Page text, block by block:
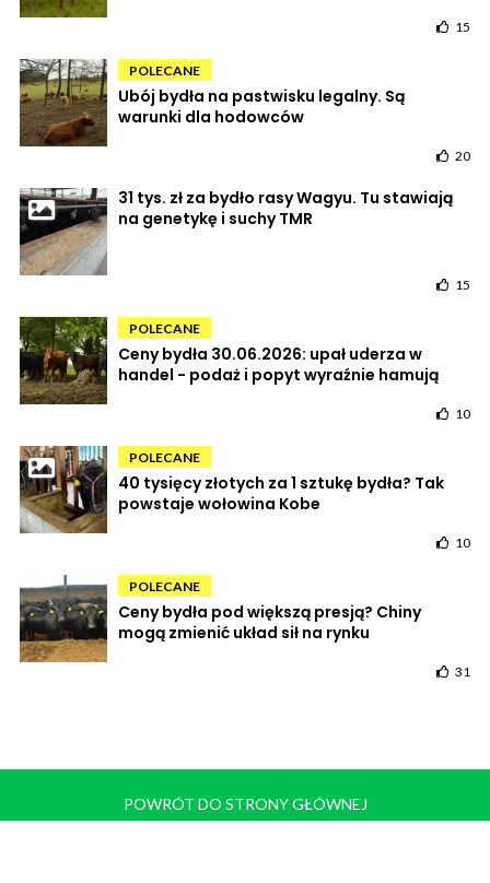
15
POLECANE
Ubój bydła na pastwisku legalny. Są
warunki dla hodowców
20
31 tys. zł za bydło rasy Wagyu. Tu stawiają
na genetykę i suchy TMR
15
POLECANE
Ceny bydła 30.06.2026: upał uderza w
handel - podaż i popyt wyraźnie hamują
10
POLECANE
40 tysięcy złotych za 1 sztukę bydła? Tak
powstaje wołowina Kobe
10
POLECANE
Ceny bydła pod większą presją? Chiny
mogą zmienić układ sił na rynku
31
POWRÓT DO STRONY GŁÓWNEJ